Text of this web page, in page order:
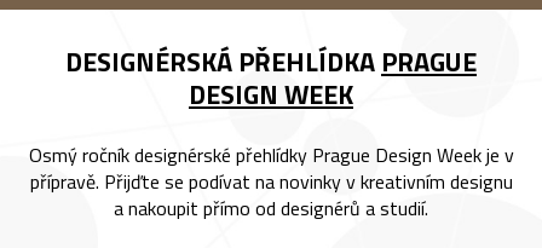
DESIGNÉRSKÁ PŘEHLÍDKA PRAGUE
DESIGN WEEK
Osmý ročník designérské přehlídky Prague Design Week je v
přípravě. Přijďte se podívat na novinky v kreativním designu
a nakoupit přímo od designérů a studií.